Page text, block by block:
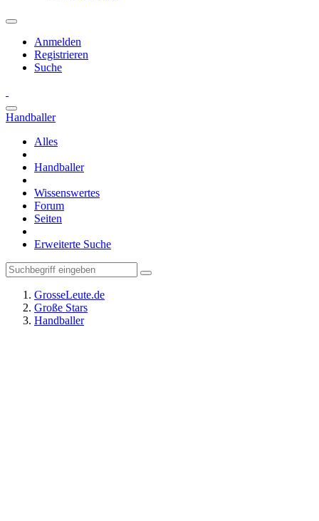
Anmelden
Registrieren
Suche
Handballer
Alles
Handballer
Wissenswertes
Forum
Seiten
Erweiterte Suche
GrosseLeute.de
Große Stars
Handballer